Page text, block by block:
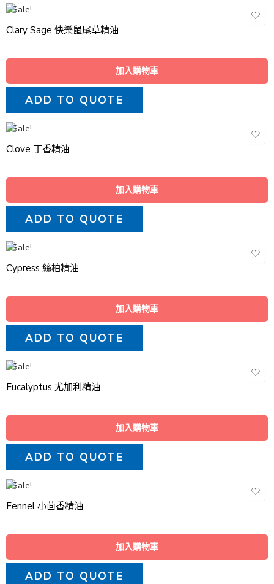
Sale!
Clary Sage 快樂鼠尾草精油
加入購物車
ADD TO QUOTE
Sale!
Clove 丁香精油
加入購物車
ADD TO QUOTE
Sale!
Cypress 絲柏精油
加入購物車
ADD TO QUOTE
Sale!
Eucalyptus 尤加利精油
加入購物車
ADD TO QUOTE
Sale!
Fennel 小茴香精油
加入購物車
ADD TO QUOTE